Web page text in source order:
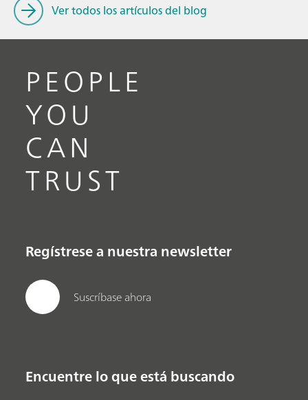
Ver todos los artículos del blog
PEOPLE
YOU
CAN
TRUST
Regístrese a nuestra newsletter
Suscríbase ahora
Encuentre lo que está buscando